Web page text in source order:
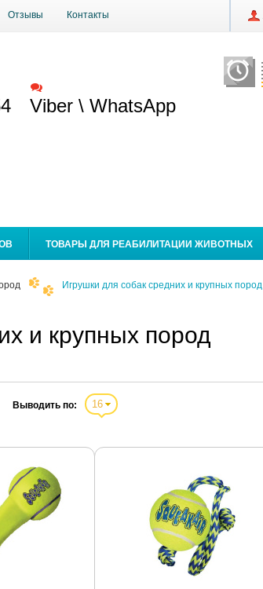
Отзывы Контакты
Viber \ WhatsApp
ТОВАРЫ ДЛЯ РЕАБИЛИТАЦИИ ЖИВОТНЫХ
Игрушки для собак средних и крупных пород
и крупных пород
Выводить по: 16